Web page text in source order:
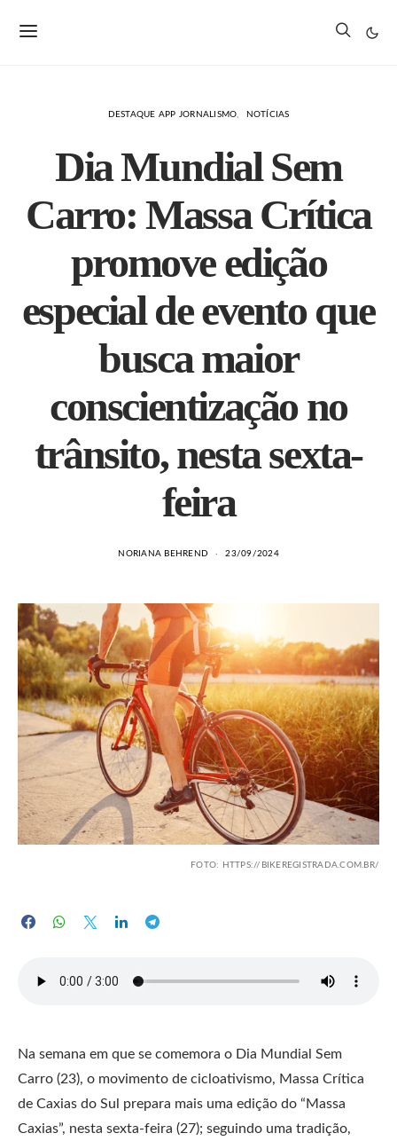
DESTAQUE APP JORNALISMO NOTÍCIAS
Dia Mundial Sem
Carro: Massa Crítica
promove edição
especial de evento que
busca maior
conscientização no
trânsito, nesta sexta-
feira
NORIANA BEHREND 23/09/2024
FOTO: HTTPS://BIKEREGISTRADA.COM.BR/
Na semana em que se comemora o Dia Mundial Sem
Carro (23), o movimento de cicloativismo, Massa Crítica
de Caxias do Sul prepara mais uma edição do “Massa
Caxias”, nesta sexta-feira (27); seguindo uma tradição,